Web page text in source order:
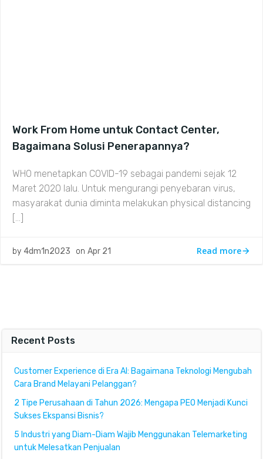
Work From Home untuk Contact Center,
Bagaimana Solusi Penerapannya?
WHO menetapkan COVID-19 sebagai pandemi sejak 12
Maret 2020 lalu. Untuk mengurangi penyebaran virus,
masyarakat dunia diminta melakukan physical distancing
[…]
by 4dm1n2023 on Apr 21 Read more
Recent Posts
Customer Experience di Era AI: Bagaimana Teknologi Mengubah
Cara Brand Melayani Pelanggan?
2 Tipe Perusahaan di Tahun 2026: Mengapa PEO Menjadi Kunci
Sukses Ekspansi Bisnis?
5 Industri yang Diam-Diam Wajib Menggunakan Telemarketing
untuk Melesatkan Penjualan